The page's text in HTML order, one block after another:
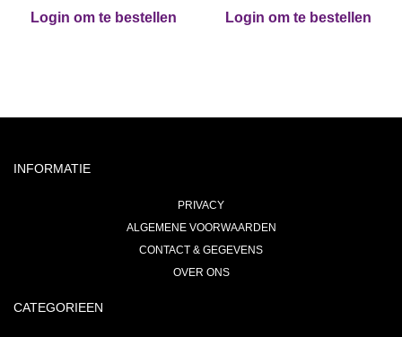
Login om te bestellen
Login om te bestellen
INFORMATIE
PRIVACY
ALGEMENE VOORWAARDEN
CONTACT & GEGEVENS
OVER ONS
CATEGORIEEN